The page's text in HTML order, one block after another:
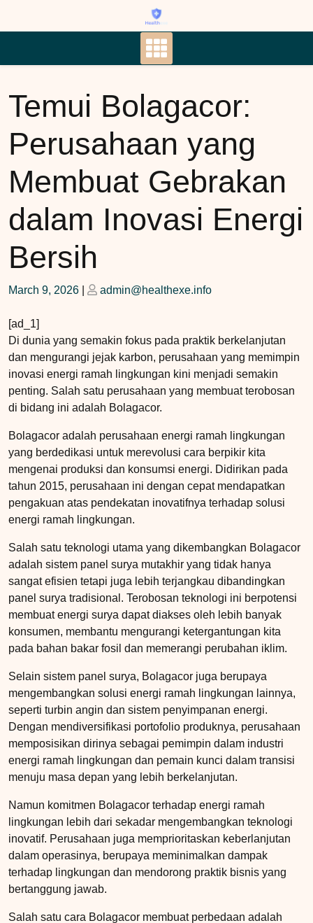
Temui Bolagacor:
Perusahaan yang
Membuat Gebrakan
dalam Inovasi Energi
Bersih
Posted
March 9, 2026
Posted
admin@healthexe.info
[ad_1]
Di dunia yang semakin fokus pada praktik berkelanjutan
dan mengurangi jejak karbon, perusahaan yang memimpin
inovasi energi ramah lingkungan kini menjadi semakin
penting. Salah satu perusahaan yang membuat terobosan
di bidang ini adalah Bolagacor.
Bolagacor adalah perusahaan energi ramah lingkungan
yang berdedikasi untuk merevolusi cara berpikir kita
mengenai produksi dan konsumsi energi. Didirikan pada
tahun 2015, perusahaan ini dengan cepat mendapatkan
pengakuan atas pendekatan inovatifnya terhadap solusi
energi ramah lingkungan.
Salah satu teknologi utama yang dikembangkan Bolagacor
adalah sistem panel surya mutakhir yang tidak hanya
sangat efisien tetapi juga lebih terjangkau dibandingkan
panel surya tradisional. Terobosan teknologi ini berpotensi
membuat energi surya dapat diakses oleh lebih banyak
konsumen, membantu mengurangi ketergantungan kita
pada bahan bakar fosil dan memerangi perubahan iklim.
Selain sistem panel surya, Bolagacor juga berupaya
mengembangkan solusi energi ramah lingkungan lainnya,
seperti turbin angin dan sistem penyimpanan energi.
Dengan mendiversifikasi portofolio produknya, perusahaan
memposisikan dirinya sebagai pemimpin dalam industri
energi ramah lingkungan dan pemain kunci dalam transisi
menuju masa depan yang lebih berkelanjutan.
Namun komitmen Bolagacor terhadap energi ramah
lingkungan lebih dari sekadar mengembangkan teknologi
inovatif. Perusahaan juga memprioritaskan keberlanjutan
dalam operasinya, berupaya meminimalkan dampak
terhadap lingkungan dan mendorong praktik bisnis yang
bertanggung jawab.
Salah satu cara Bolagacor membuat perbedaan adalah